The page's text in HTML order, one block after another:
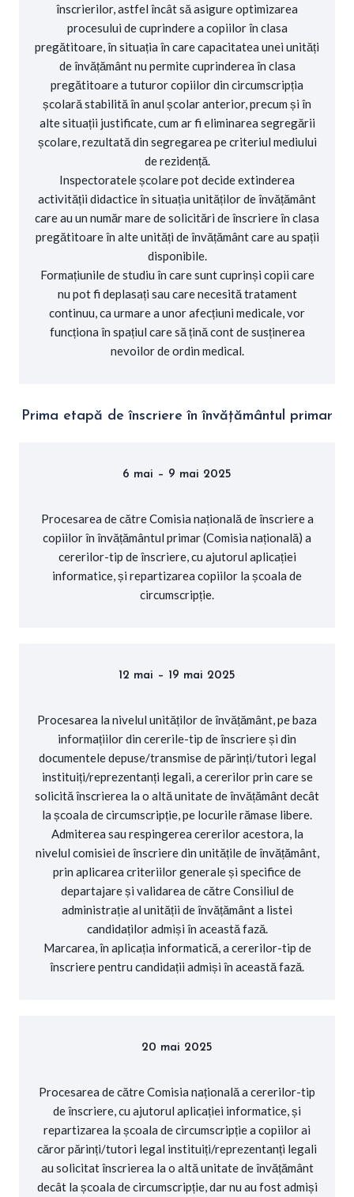
înscrierilor, astfel încât să asigure optimizarea
procesului de cuprindere a copiilor în clasa
pregătitoare, în situația în care capacitatea unei unități
de învățământ nu permite cuprinderea în clasa
pregătitoare a tuturor copiilor din circumscripția
școlară stabilită în anul școlar anterior, precum și în
alte situații justificate, cum ar fi eliminarea segregării
școlare, rezultată din segregarea pe criteriul mediului
de rezidență.
Inspectoratele școlare pot decide extinderea
activității didactice în situația unităților de învățământ
care au un număr mare de solicitări de înscriere în clasa
pregătitoare în alte unități de învățământ care au spații
disponibile.
Formațiunile de studiu în care sunt cuprinși copii care
nu pot fi deplasați sau care necesită tratament
continuu, ca urmare a unor afecțiuni medicale, vor
funcționa în spațiul care să țină cont de susținerea
nevoilor de ordin medical.
Prima etapă de înscriere în învățământul primar
6 mai – 9 mai 2025
Procesarea de către Comisia națională de înscriere a
copiilor în învățământul primar (Comisia națională) a
cererilor-tip de înscriere, cu ajutorul aplicației
informatice, și repartizarea copiilor la școala de
circumscripție.
12 mai – 19 mai 2025
Procesarea la nivelul unităților de învățământ, pe baza
informațiilor din cererile-tip de înscriere și din
documentele depuse/transmise de părinți/tutori legal
instituiți/reprezentanți legali, a cererilor prin care se
solicită înscrierea la o altă unitate de învățământ decât
la școala de circumscripție, pe locurile rămase libere.
Admiterea sau respingerea cererilor acestora, la
nivelul comisiei de înscriere din unitățile de învățământ,
prin aplicarea criteriilor generale și specifice de
departajare și validarea de către Consiliul de
administrație al unității de învățământ a listei
candidaților admiși în această fază.
Marcarea, în aplicația informatică, a cererilor-tip de
înscriere pentru candidații admiși în această fază.
20 mai 2025
Procesarea de către Comisia națională a cererilor-tip
de înscriere, cu ajutorul aplicației informatice, și
repartizarea la școala de circumscripție a copiilor ai
căror părinți/tutori legal instituiți/reprezentanți legali
au solicitat înscrierea la o altă unitate de învățământ
decât la școala de circumscripție, dar nu au fost admiși